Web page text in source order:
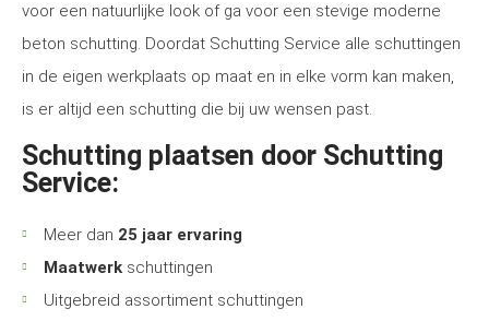
voor een natuurlijke look of ga voor een stevige moderne
beton schutting. Doordat Schutting Service alle schuttingen
in de eigen werkplaats op maat en in elke vorm kan maken,
is er altijd een schutting die bij uw wensen past.
Schutting plaatsen door Schutting
Service:
Meer dan 25 jaar ervaring
Maatwerk schuttingen
Uitgebreid assortiment schuttingen